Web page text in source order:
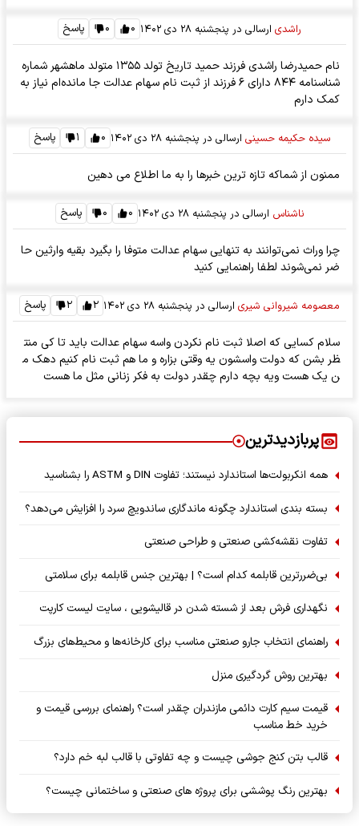
راشدی ارسالی در پنجشنبه ۲۸ دی ۱۴۰۲ ۰ ۰ پاسخ
نام حمیدرضا راشدی فرزند حمید تاریخ تولد ۱۳۵۵ متولد ماهشهر شماره
شناسنامه ۸۴۴ دارای ۶ فرزند از ثبت نام سهام عدالت جا مانده‌ام نیاز به
کمک دارم
سیده حکیمه حسینی ارسالی در پنجشنبه ۲۸ دی ۱۴۰۲ ۰ ۱ پاسخ
ممنون از شماکه تازه ترین خبرها را به ما اطلاع می دهین
ناشناس ارسالی در پنجشنبه ۲۸ دی ۱۴۰۲ ۰ ۰ پاسخ
چرا وراث نمی‌توانند به تنهایی سهام عدالت متوفا را بگیرد بقیه وارثین حا
ضر نمی‌شوند لطفا راهنمایی کنید
معصومه شیروانی شیری ارسالی در پنجشنبه ۲۸ دی ۱۴۰۲ ۲ ۲ پاسخ
سلام کسایی که اصلا ثبت نام نکردن واسه سهام عدالت باید تا کی منت
ظر بشن که دولت واسشون یه وقتی بزاره و ما هم ثبت نام کنیم دهک م
ن یک هست ویه بچه دارم چقدر دولت به فکر زنانی مثل ما هست
پربازدیدترین
همه انکربولت‌ها استاندارد نیستند؛ تفاوت DIN و ASTM را بشناسید
بسته‌ بندی استاندارد چگونه ماندگاری ساندویچ سرد را افزایش می‌دهد؟
تفاوت نقشه‌کشی صنعتی و طراحی صنعتی
بی‌ضررترین قابلمه کدام است؟ | بهترین جنس قابلمه برای سلامتی
نگهداری فرش بعد از شسته شدن در قالیشویی ، سایت لیست کارپت
راهنمای انتخاب جارو صنعتی مناسب برای کارخانه‌ها و محیط‌های بزرگ
بهترین روش گردگیری منزل
قیمت سیم کارت دائمی مازندران چقدر است؟ راهنمای بررسی قیمت و
خرید خط مناسب
قالب بتن کنج جوشی چیست و چه تفاوتی با قالب لبه خم دارد؟
بهترین رنگ پوششی برای پروژه های صنعتی و ساختمانی چیست؟